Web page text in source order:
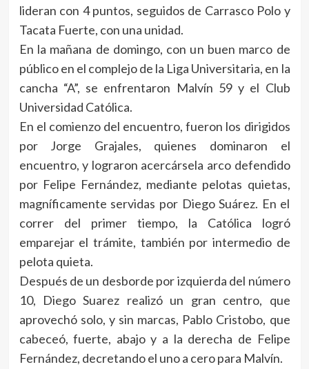
lideran con 4 puntos, seguidos de Carrasco Polo y
Tacata Fuerte, con una unidad.
En la mañana de domingo, con un buen marco de
público en el complejo de la Liga Universitaria, en la
cancha “A”, se enfrentaron Malvín 59 y el Club
Universidad Católica.
En el comienzo del encuentro, fueron los dirigidos
por Jorge Grajales, quienes dominaron el
encuentro, y lograron acercársela arco defendido
por Felipe Fernández, mediante pelotas quietas,
magníficamente servidas por Diego Suárez. En el
correr del primer tiempo, la Católica logró
emparejar el trámite, también por intermedio de
pelota quieta.
Después de un desborde por izquierda del número
10, Diego Suarez realizó un gran centro, que
aprovechó solo, y sin marcas, Pablo Cristobo, que
cabeceó, fuerte, abajo y a la derecha de Felipe
Fernández, decretando el uno a cero para Malvín.